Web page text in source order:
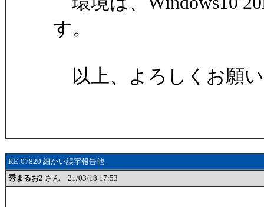
す。
以上、よろしくお願
RE:07820 細かい誤字報告他
秀まるお2 さん 21/03/18 17:53